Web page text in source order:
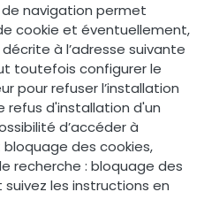
navigation permet
cookie et éventuellement,
à l’adresse suivante
toutefois configurer le
pour refuser l’installation
refus d'installation d'un
d’accéder à
des cookies,
recherche : bloquage des
suivez les instructions en